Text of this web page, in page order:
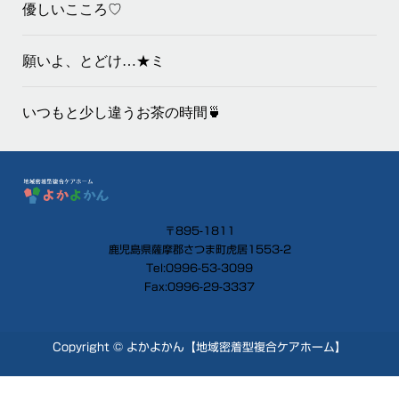
優しいこころ♡
願いよ、とどけ…★ミ
いつもと少し違うお茶の時間🍵
〒895-1811
鹿児島県薩摩郡さつま町虎居1553-2
Tel:0996-53-3099
Fax:0996-29-3337
Copyright © よかよかん【地域密着型複合ケアホーム】